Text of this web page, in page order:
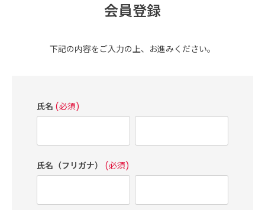
会員登録
下記の内容をご入力の上、お進みください。
氏名 (必須)
氏名（フリガナ） (必須)